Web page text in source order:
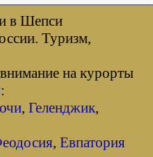
в Шепси
Туризм,
на курорты
:
, Геленджик,
, Евпатория